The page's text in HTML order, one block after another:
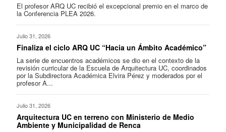
El profesor ARQ UC recibió el excepcional premio en el marco de
la Conferencia PLEA 2026.
Julio 31, 2026
Finaliza el ciclo ARQ UC “Hacia un Ámbito Académico”
La serie de encuentros académicos se dio en el contexto de la
revisión curricular de la Escuela de Arquitectura UC, coordinados
por la Subdirectora Académica Elvira Pérez y moderados por el
profesor A...
Julio 31, 2026
Arquitectura UC en terreno con Ministerio de Medio
Ambiente y Municipalidad de Renca